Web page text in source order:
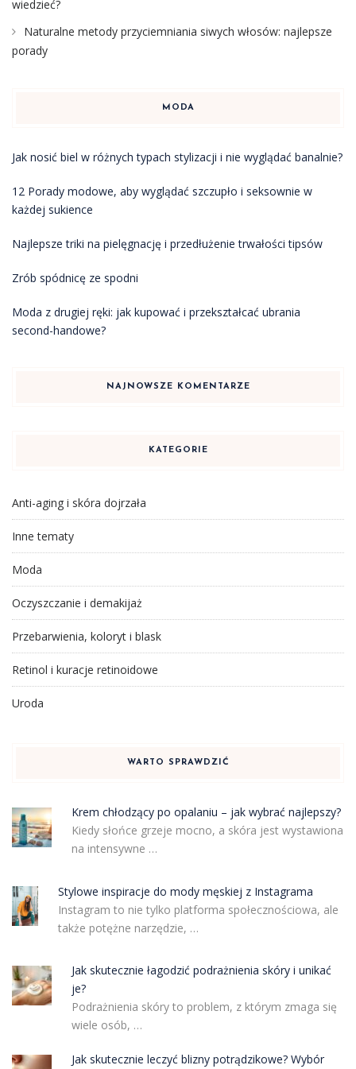
wiedzieć?
Naturalne metody przyciemniania siwych włosów: najlepsze
porady
MODA
Jak nosić biel w różnych typach stylizacji i nie wyglądać banalnie?
12 Porady modowe, aby wyglądać szczupło i seksownie w
każdej sukience
Najlepsze triki na pielęgnację i przedłużenie trwałości tipsów
Zrób spódnicę ze spodni
Moda z drugiej ręki: jak kupować i przekształcać ubrania
second-handowe?
NAJNOWSZE KOMENTARZE
KATEGORIE
Anti-aging i skóra dojrzała
Inne tematy
Moda
Oczyszczanie i demakijaż
Przebarwienia, koloryt i blask
Retinol i kuracje retinoidowe
Uroda
WARTO SPRAWDZIĆ
Krem chłodzący po opalaniu – jak wybrać najlepszy?
Kiedy słońce grzeje mocno, a skóra jest wystawiona
na intensywne …
Stylowe inspiracje do mody męskiej z Instagrama
Instagram to nie tylko platforma społecznościowa, ale
także potężne narzędzie, …
Jak skutecznie łagodzić podrażnienia skóry i unikać
je?
Podrażnienia skóry to problem, z którym zmaga się
wiele osób, …
Jak skutecznie leczyć blizny potrądzikowe? Wybór